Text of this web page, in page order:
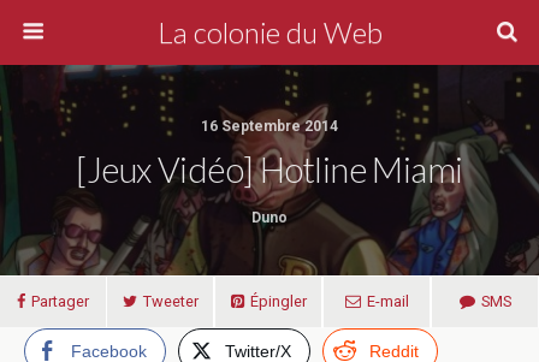
La colonie du Web
16 Septembre 2014
[Jeux Vidéo] Hotline Miami
Duno
Partager Tweeter Épingler E-mail SMS
Facebook Twitter/X Reddit